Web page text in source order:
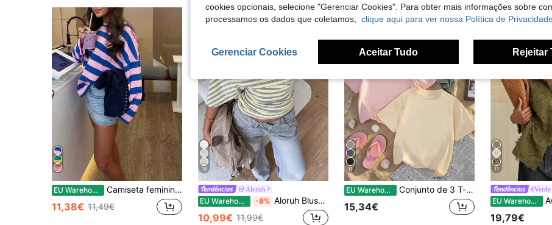
EU Warehouse Camiseta feminina roxa com estampa listrada contrastante, estilo anos 2000, blusa casual folgada de manga comprida e gola redonda para primavera/verão.
11,38€ 11,49€
16
Aloruh
EU Warehouse -8% Aloruh Blusa básica minimalista com ombros assimétricos e modelagem solta, cintura marcada.
10,99€ 11,99€
11
EU Warehouse Conjunto de 3 T-shirts de Verão Novas Casuais de Gola Redonda e Manga Curta, Tops Versáteis e Elegantes para Uso Diário para Mulher, Estilo Descomplicado
15,34€
11
EU Warehouse Aveloria
19,79€
cookies opcionais, selecione "Gerenciar Cookies". Para obter mais informações sobre
processamos os dados que coletamos, clique aqui para ver nossa Política de
Gerenciar Cookies Aceitar Tudo Rejeitar